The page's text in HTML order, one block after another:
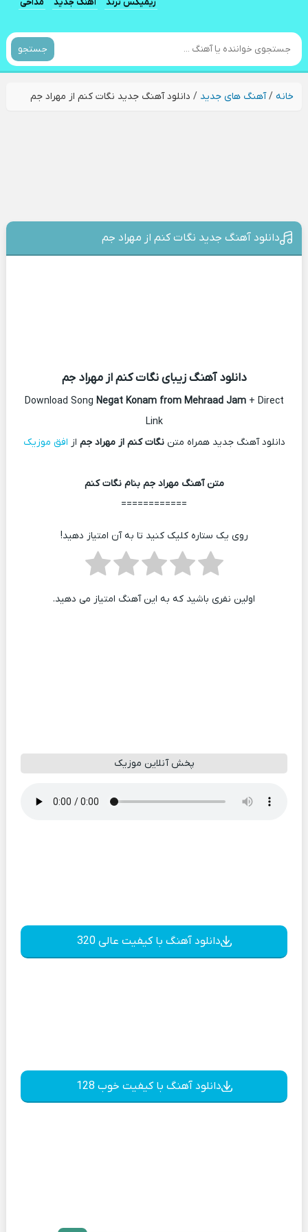
جستجو
خانه/آهنگ های جدید / دانلود آهنگ جدید نگات کنم از مهراد جم
دانلود آهنگ جدید نگات کنم از مهراد جم
دانلود آهنگ زیبای نگات کنم از مهراد جم
Download Song Negat Konam from Mehraad Jam+ Direct
Link
دانلود آهنگ جدید همراه متننگات کنم از مهراد جم از افق موزیک
متن آهنگ مهراد جم بنام نگات کنم
============
روی یک ستاره کلیک کنید تا به آن امتیاز دهید!
اولین نفری باشید که به این آهنگ امتیاز می دهید.
پخش آنلاین موزیک
دانلود آهنگ با کیفیت عالی 320
دانلود آهنگ با کیفیت خوب 128